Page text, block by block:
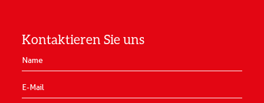
Kontaktieren Sie uns